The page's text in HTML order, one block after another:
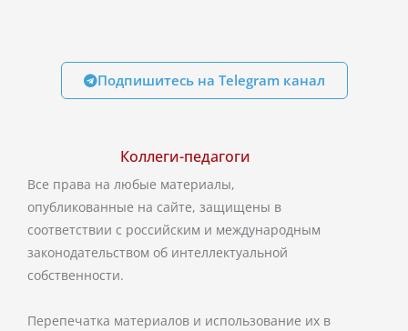
Подпишитесь на Telegram канал
Коллеги-педагоги
Все права на любые материалы,
опубликованные на сайте, защищены в
соответствии с российским и международным
законодательством об интеллектуальной
собственности.
Перепечатка материалов и использование их в